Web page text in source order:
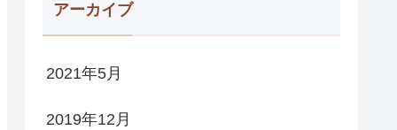
アーカイブ
2021年5月
2019年12月